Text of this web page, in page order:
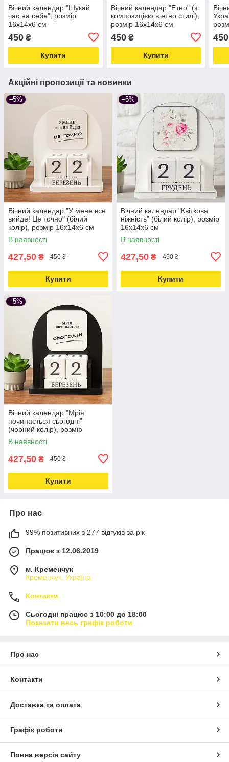
Вічний календар "Шукай
час на себе", розмір
16х14х6 см
450 ₴
Купити
Вічний календар "Етно" (з
композицією в етно стилі),
розмір 16х14х6 см
450₴
Купити
450
Акційні пропозиції та новинки
–5%
Вічний календар "У мене все
вийде! Це точно" (білий
колір), розмір 16х14х6 см
В наявності
427,50 ₴ 450 ₴
Купити
–5%
Вічний календар "Квіткова
ніжність" (білий колір), розмір
16х14х6 см
В наявності
427,50 ₴ 450 ₴
Купити
–5%
Вічний календар "Мрія
починається сьогодні"
(чорний колір), розмір
16х14х6 см
В наявності
427,50 ₴ 450 ₴
Купити
Про нас
99% позитивних з 277 відгуків за рік
Працює з 12.06.2019
м. Кременчук
Кременчук, Україна
Контакти
Сьогодні працює з 10:00 до 18:00
Показати весь графік роботи
Про нас
Контакти
Доставка та оплата
Графік роботи
Повна версія сайту